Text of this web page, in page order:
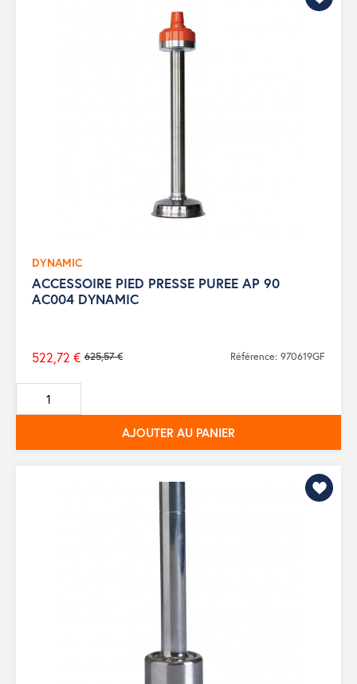
DYNAMIC
ACCESSOIRE PIED PRESSE PUREE AP 90
AC004 DYNAMIC
Prix
de
base
625,57 €
522,72 € Référence: 970619GF
AJOUTER AU PANIER